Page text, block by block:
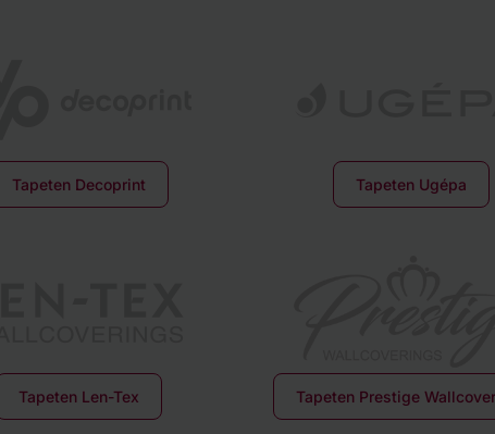
Tapeten Decoprint Tapeten Ugépa
Tapeten Len-Tex Tapeten Prestige